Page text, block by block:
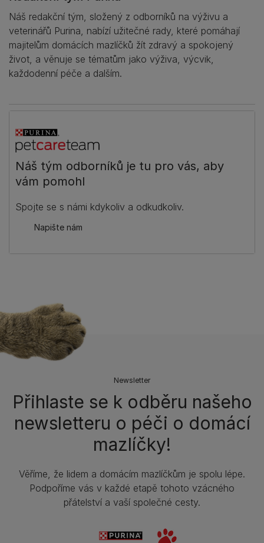
Náš redakční tým, složený z odborníků na výživu a
veterinářů Purina, nabízí užitečné rady, které pomáhají
majitelům domácích mazlíčků žít zdravý a spokojený
život, a věnuje se tématům jako výživa, výcvik,
každodenní péče a dalším.
Náš tým odborníků je tu pro vás, aby
vám pomohl
Spojte se s námi kdykoliv a odkudkoliv.
Napište nám
Newsletter
Přihlaste se k odběru našeho
newsletteru o péči o domácí
mazlíčky!
Věříme, že lidem a domácím mazlíčkům je spolu lépe.
Podpoříme vás v každé etapě tohoto vzácného
přátelství a vaší společné cesty.